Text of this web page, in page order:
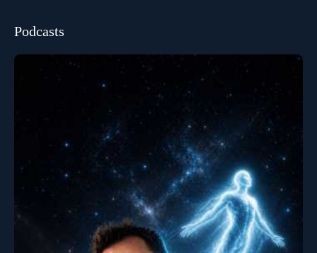
Podcasts